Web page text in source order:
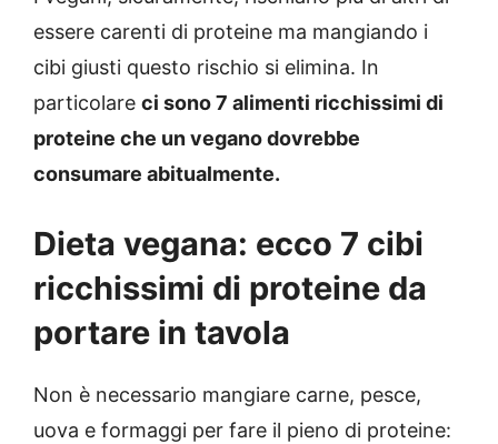
essere carenti di proteine ma mangiando i
cibi giusti questo rischio si elimina. In
particolare ci sono 7 alimenti ricchissimi di
proteine che un vegano dovrebbe
consumare abitualmente.
Dieta vegana: ecco 7 cibi
ricchissimi di proteine da
portare in tavola
Non è necessario mangiare carne, pesce,
uova e formaggi per fare il pieno di proteine: